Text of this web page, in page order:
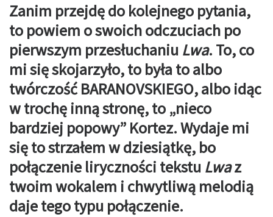
Zanim przejdę do kolejnego pytania,
to powiem o swoich odczuciach po
pierwszym przesłuchaniu Lwa. To, co
mi się skojarzyło, to była to albo
twórczość BARANOVSKIEGO,albo idąc
w trochę inną stronę, to „nieco
bardziej popowy” Kortez. Wydaje mi
się to strzałem w dziesiątkę, bo
połączenie liryczności tekstu Lwaz
twoim wokalem i chwytliwą melodią
daje tego typu połączenie.